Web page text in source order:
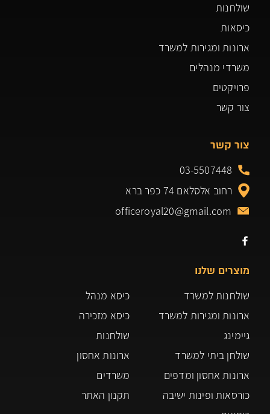
שולחנות
כיסאות
ארונות ומגירות למשרד
משרדי מנהלים
פרויקטים
צור קשר
מוצרים שלנו
שולחנות למשרד
ארונות ומגירות למשרד
גיימינג
שולחן ביתי למשרד
ארונות אחסון ומדפים
כורסאות ופינות ישיבה
כיסא מנהל
כיסא מזכירה
שולחנות
ארונות אחסון
משרדים
תקנון האתר
צור קשר
03-5507448
רחוב אלסלאם 74 כפר ברא
officeroyal20@gmail.com